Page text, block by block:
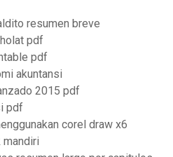
resumen breve
pdf
pdf
akuntansi
2015 pdf
pdf
corel draw x6
mandiri